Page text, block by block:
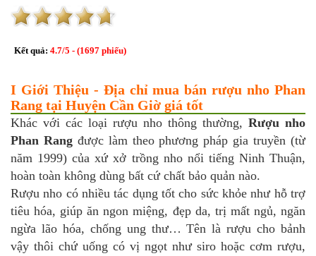
Kết quả: 4.7/5 - (1697 phiếu)
I Giới Thiệu - Địa chỉ mua bán rượu nho Phan
Rang tại Huyện Cần Giờ giá tốt
Khác với các loại rượu nho thông thường, Rượu nho
Phan Rangđược làm theo phương pháp gia truyền (từ
năm 1999) của xứ xở trồng nho nổi tiếng Ninh Thuận,
hoàn toàn không dùng bất cứ chất bảo quản nào.
Rượu nho có nhiều tác dụng tốt cho sức khỏe như hỗ trợ
tiêu hóa, giúp ăn ngon miệng, đẹp da, trị mất ngủ, ngăn
ngừa lão hóa, chống ung thư… Tên là rượu cho bảnh
vậy thôi chứ uống có vị ngọt như siro hoặc cơm rượu,